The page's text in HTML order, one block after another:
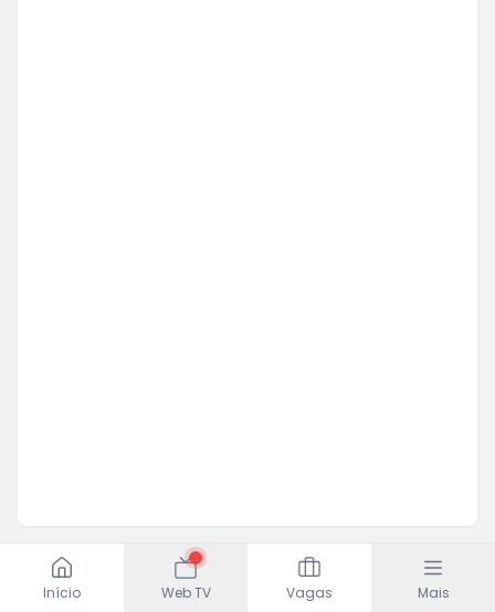
Início Web TV Vagas Mais